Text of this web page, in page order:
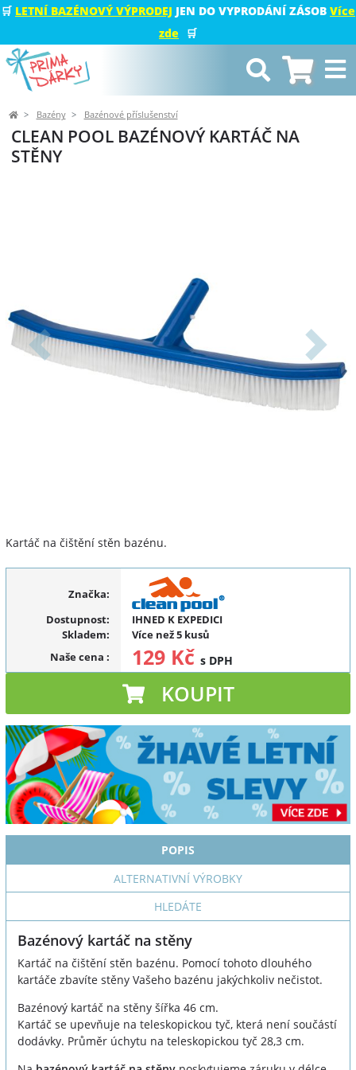
🛒 LETNÍ BAZÉNOVÝ VÝPRODEJ JEN DO VYPRODÁNÍ ZÁSOB Více
zde
🛒
Bazény Bazénové příslušenství
CLEAN POOL BAZÉNOVÝ KARTÁČ NA
STĚNY
Předchozí Další
Kartáč na čištění stěn bazénu.
Značka:
Dostupnost:
IHNED K EXPEDICI
Skladem:
Více než 5 kusů
Naše cena : 129 Kč s DPH
KOUPIT
POPIS
ALTERNATIVNÍ VÝROBKY
HLEDÁTE
Bazénový kartáč na stěny
Kartáč na čištění stěn bazénu. Pomocí tohoto dlouhého
kartáče zbavíte stěny Vašeho bazénu jakýchkoliv nečistot.
Bazénový kartáč na stěny šířka 46 cm.
Kartáč se upevňuje na teleskopickou tyč, která není součástí
dodávky. Průměr úchytu na teleskopickou tyč 28,3 cm.